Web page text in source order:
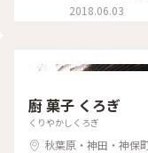
2018.06.03
廚 菓子 くろぎ
くりやかしくろぎ
秋葉原・神田・神保